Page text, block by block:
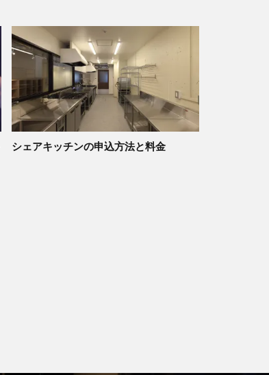
シェアキッチンの申込方法と料金